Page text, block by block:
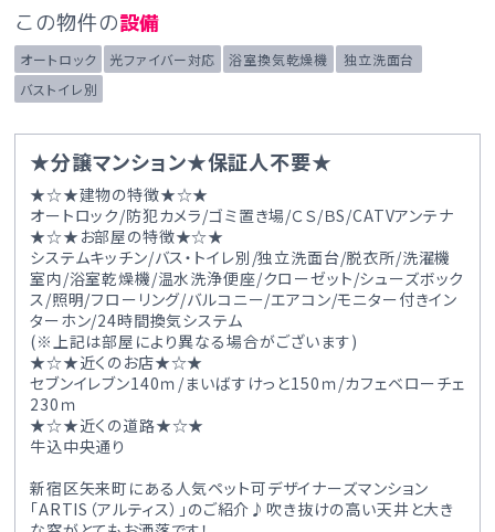
この物件の設備
オートロック 光ファイバー対応 浴室換気乾燥機
独立洗面台
バストイレ別
★分譲マンション★保証人不要★
★☆★建物の特徴★☆★
オートロック/防犯カメラ/ゴミ置き場/ＣＳ/ＢS/CATVアンテナ
★☆★お部屋の特徴★☆★
システムキッチン/バス・トイレ別/独立洗面台/脱衣所/洗濯機
室内/浴室乾燥機/温水洗浄便座/クローゼット/シューズボック
ス/照明/フローリング/バルコニー/エアコン/モニター付きイン
ターホン/24時間換気システム
(※上記は部屋により異なる場合がございます)
★☆★近くのお店★☆★
セブンイレブン140ｍ/まいばすけっと150ｍ/カフェベローチェ
230ｍ
★☆★近くの道路★☆★
牛込中央通り
新宿区矢来町にある人気ペット可デザイナーズマンション
「ARTIS（アルティス）」のご紹介♪吹き抜けの高い天井と大き